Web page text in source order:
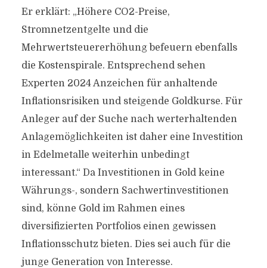
Er erklärt: „Höhere CO2-Preise,
Stromnetzentgelte und die
Mehrwertsteuererhöhung befeuern ebenfalls
die Kostenspirale. Entsprechend sehen
Experten 2024 Anzeichen für anhaltende
Inflationsrisiken und steigende Goldkurse. Für
Anleger auf der Suche nach werterhaltenden
Anlagemöglichkeiten ist daher eine Investition
in Edelmetalle weiterhin unbedingt
interessant.“ Da Investitionen in Gold keine
Währungs-, sondern Sachwertinvestitionen
sind, könne Gold im Rahmen eines
diversifizierten Portfolios einen gewissen
Inflationsschutz bieten. Dies sei auch für die
junge Generation von Interesse.